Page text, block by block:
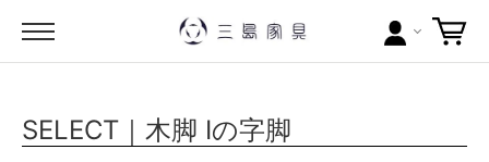
ブランドから探す
SELECT｜木脚 Iの字脚